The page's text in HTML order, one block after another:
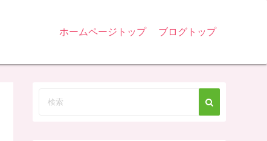
ホームページトップ ブログトップ